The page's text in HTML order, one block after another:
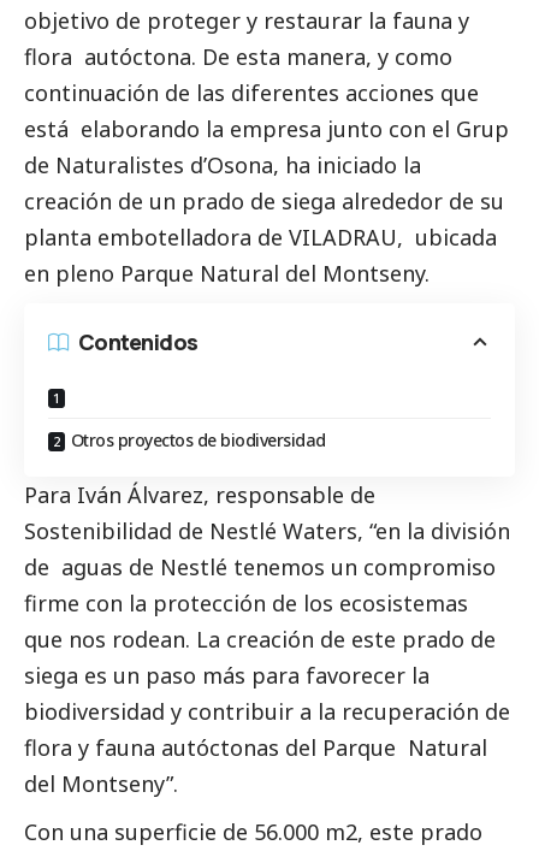
objetivo de proteger y restaurar la fauna y
flora autóctona. De esta manera, y como
continuación de las diferentes acciones que
está elaborando la empresa junto con el Grup
de Naturalistes d’Osona, ha iniciado la
creación de un prado de siega alrededor de su
planta embotelladora de VILADRAU, ubicada
en pleno Parque Natural del Montseny.
Contenidos
Otros proyectos de biodiversidad
Para Iván Álvarez, responsable de
Sostenibilidad de Nestlé Waters, “en la división
de aguas de Nestlé tenemos un compromiso
firme con la protección de los ecosistemas
que nos rodean. La creación de este prado de
siega es un paso más para favorecer la
biodiversidad y contribuir a la recuperación de
flora y fauna autóctonas del Parque Natural
del Montseny”.
Con una superficie de 56.000 m2, este prado